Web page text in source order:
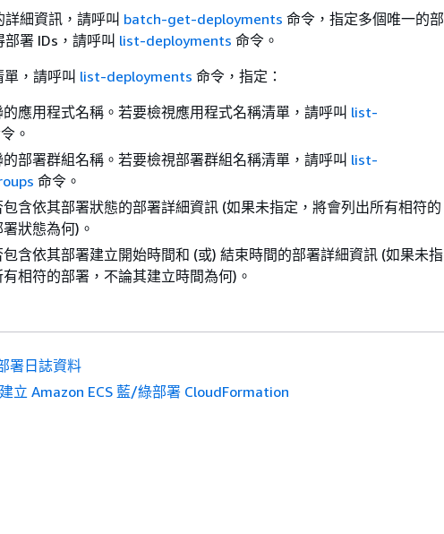
細資訊，請呼叫 batch-get-deployments 命令，指定多個唯一的部
署 IDs，請呼叫 list-deployments 命令。
，請呼叫 list-deployments 命令，指定：
應用程式名稱。若要檢視應用程式名稱清單，請呼叫 list-
。
部署群組名稱。若要檢視部署群組名稱清單，請呼叫 list-
命令。
含依其部署狀態的部署詳細資訊 (如果未指定，將會列出所有相符的
狀態為何)。
含依其部署建立開始時間和 (或) 結束時間的部署詳細資訊 (如果未指
相符的部署，不論其建立時間為何)。
署日誌資料
立 Amazon ECS 藍/綠部署 CloudFormation